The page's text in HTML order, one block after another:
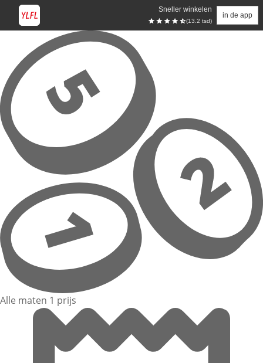
Sneller winkelen
(13.2 tsd)
in de app
Overslaan naar hoofdinhoud
Alle maten 1 prijs